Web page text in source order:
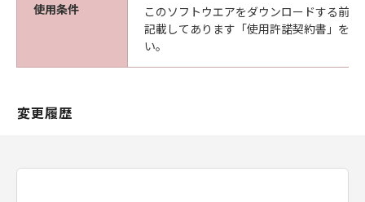
使用条件
このソフトウエアをダウンロードする前
記載してあります「使用許諾契約書」を
い。
変更履歴